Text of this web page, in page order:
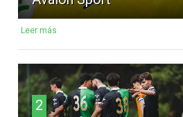
Leer más
2